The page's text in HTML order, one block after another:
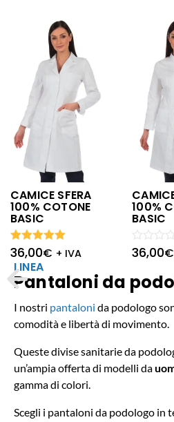
CAMICE SFERA
100% COTONE
BASIC
36,00€ + IVA
Valutato
5.00 su 5
100%
BASIC
36,00€
Valutato
0
5
LINEA
Pantaloni da
I nostri pantaloni da podologo
comodità e libertà di movimento.
Queste divise sanitarie da
un’ampia offerta di modelli da
gamma di colori.
Scegli i pantaloni da podologo in